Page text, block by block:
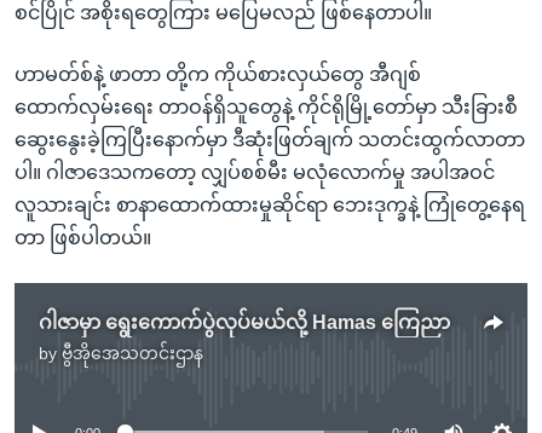
စင်ပြိုင် အစိုးရတွေကြား မပြေမလည် ဖြစ်နေတာပါ။
ဟာမတ်စ်နဲ့ ဖာတာ တို့က ကိုယ်စားလှယ်တွေ အီဂျစ်
ထောက်လှမ်းရေး တာဝန်ရှိသူတွေနဲ့ ကိုင်ရိုမြို့တော်မှာ သီးခြားစီ
ဆွေးနွေးခဲ့ကြပြီးနောက်မှာ ဒီဆုံးဖြတ်ချက် သတင်းထွက်လာတာ
ပါ။ ဂါဇာဒေသကတော့ လျှပ်စစ်မီး မလုံလောက်မှု အပါအဝင်
လူသားချင်း စာနာထောက်ထားမှုဆိုင်ရာ ဘေးဒုက္ခနဲ့ ကြုံတွေ့နေရ
တာ ဖြစ်ပါတယ်။
ဂါဇာမှာ ရွေးကောက်ပွဲလုပ်မယ်လို့ Hamas ကြေညာ
by ဗွီအိုအေသတင်းဌာန
No media source currently available